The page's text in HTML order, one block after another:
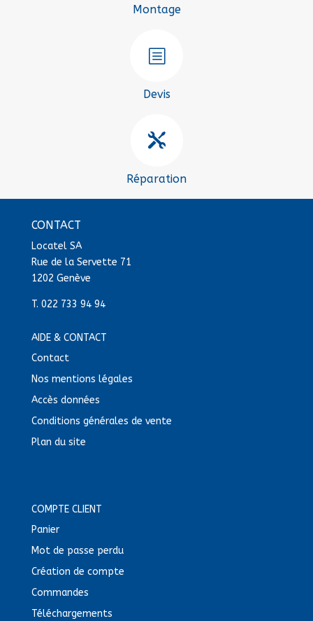
Montage
b
Devis

Réparation
CONTACT
Locatel SA
Rue de la Servette 71
1202 Genève
T. 022 733 94 94
AIDE & CONTACT
Contact
Nos mentions légales
Accès données
Conditions générales de vente
Plan du site
COMPTE CLIENT
Panier
Mot de passe perdu
Création de compte
Commandes
Téléchargements